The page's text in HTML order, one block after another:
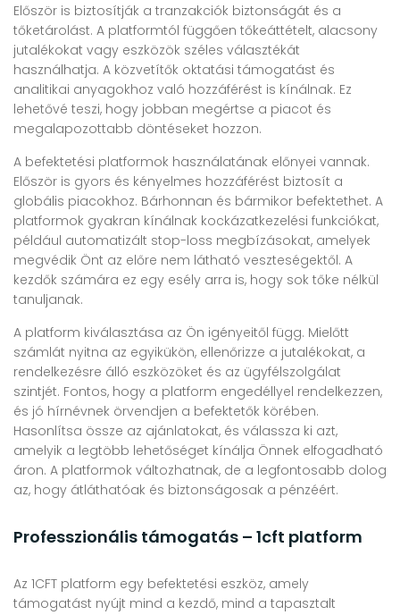
Először is biztosítják a tranzakciók biztonságát és a
tőketárolást. A platformtól függően tőkeáttételt, alacsony
jutalékokat vagy eszközök széles választékát
használhatja. A közvetítők oktatási támogatást és
analitikai anyagokhoz való hozzáférést is kínálnak. Ez
lehetővé teszi, hogy jobban megértse a piacot és
megalapozottabb döntéseket hozzon.
A befektetési platformok használatának előnyei vannak.
Először is gyors és kényelmes hozzáférést biztosít a
globális piacokhoz. Bárhonnan és bármikor befektethet. A
platformok gyakran kínálnak kockázatkezelési funkciókat,
például automatizált stop-loss megbízásokat, amelyek
megvédik Önt az előre nem látható veszteségektől. A
kezdők számára ez egy esély arra is, hogy sok tőke nélkül
tanuljanak.
A platform kiválasztása az Ön igényeitől függ. Mielőtt
számlát nyitna az egyikükön, ellenőrizze a jutalékokat, a
rendelkezésre álló eszközöket és az ügyfélszolgálat
szintjét. Fontos, hogy a platform engedéllyel rendelkezzen,
és jó hírnévnek örvendjen a befektetők körében.
Hasonlítsa össze az ajánlatokat, és válassza ki azt,
amelyik a legtöbb lehetőséget kínálja Önnek elfogadható
áron. A platformok változhatnak, de a legfontosabb dolog
az, hogy átláthatóak és biztonságosak a pénzéért.
Professzionális támogatás – 1cft platform
Az 1CFT platform egy befektetési eszköz, amely
támogatást nyújt mind a kezdő, mind a tapasztalt